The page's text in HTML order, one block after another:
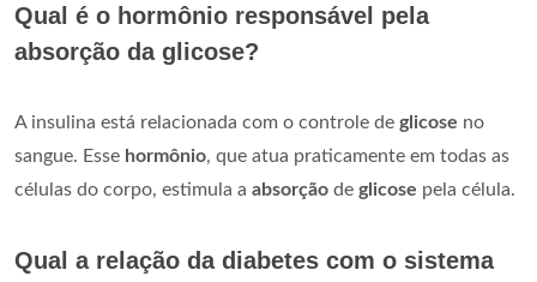
Qual é o hormônio responsável pela
absorção da glicose?
A insulina está relacionada com o controle de glicose no
sangue. Esse hormônio, que atua praticamente em todas as
células do corpo, estimula a absorção de glicose pela célula.
Qual a relação da diabetes com o sistema